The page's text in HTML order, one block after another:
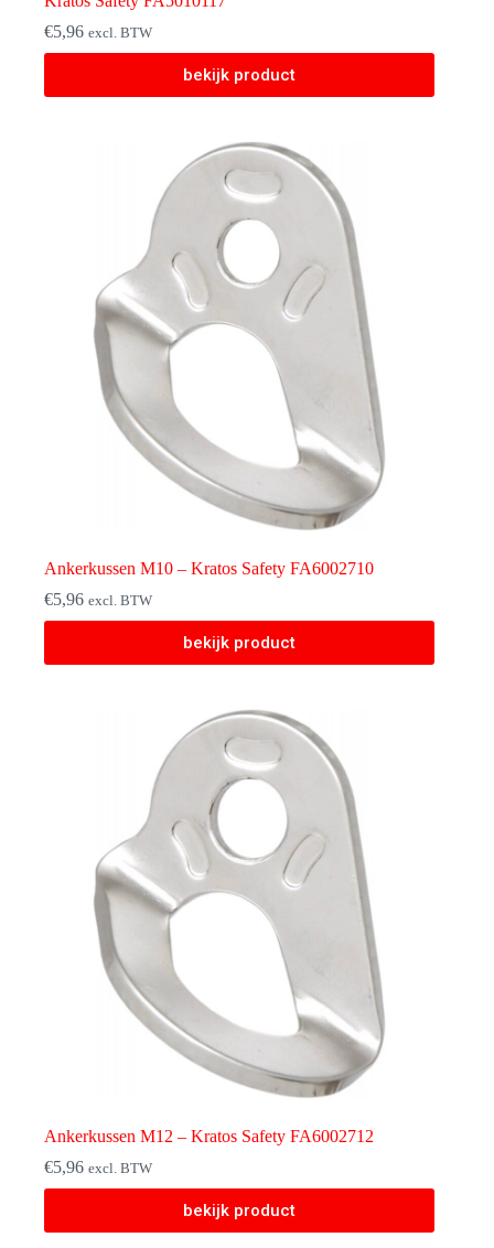
€5,96 excl. BTW
bekijk product
Ankerkussen M10 – Kratos Safety FA6002710
€5,96 excl. BTW
bekijk product
Ankerkussen M12 – Kratos Safety FA6002712
€5,96 excl. BTW
bekijk product